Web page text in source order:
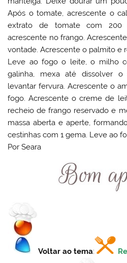
Após o tomate, acrescente o
extrato de tomate com
acrescente no frango.
vontade. Acrescente o palmito e
Leve ao fogo o leite, o milho
galinha, mexa até dissolver
levantar fervura. Acrescente o
fogo. Acrescente o creme de
recheio de frango reservado e
massa aberta e aperte,
cestinhas com 1 gema. Leve ao
Por Seara
Voltar ao tema: